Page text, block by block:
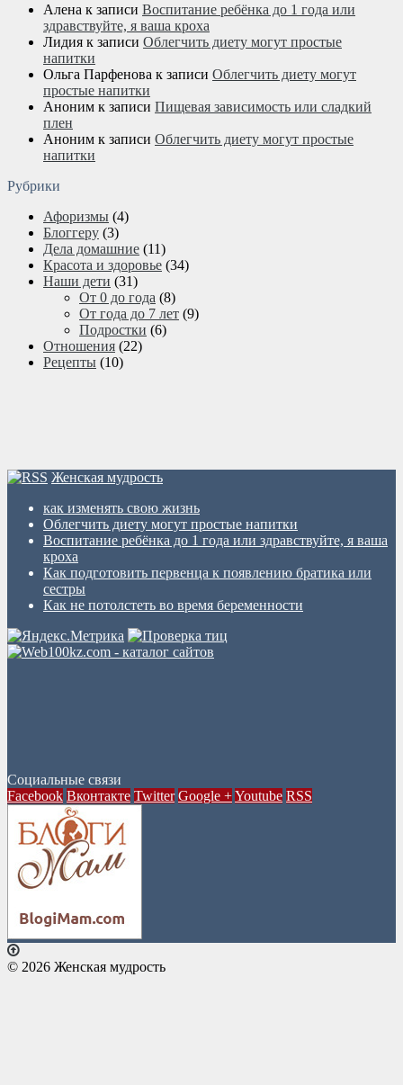
Алена к записи Воспитание ребёнка до 1 года или
здравствуйте, я ваша кроха
Лидия к записи Облегчить диету могут простые
напитки
Ольга Парфенова к записи Облегчить диету могут
простые напитки
Аноним к записи Пищевая зависимость или сладкий
плен
Аноним к записи Облегчить диету могут простые
напитки
Рубрики
Афоризмы (4)
Блоггеру (3)
Дела домашние (11)
Красота и здоровье (34)
Наши дети (31)
От 0 до года (8)
От года до 7 лет (9)
Подростки (6)
Отношения (22)
Рецепты (10)
Женская мудрость
как изменять свою жизнь
Облегчить диету могут простые напитки
Воспитание ребёнка до 1 года или здравствуйте, я ваша
кроха
Как подготовить первенца к появлению братика или
сестры
Как не потолстеть во время беременности
Социальные связи
Facebook Вконтакте Twitter Google +Youtube RSS
© 2026 Женская мудрость